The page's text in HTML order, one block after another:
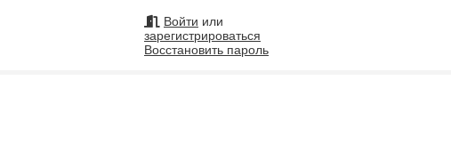
Войти или
зарегистрироваться
Восстановить пароль